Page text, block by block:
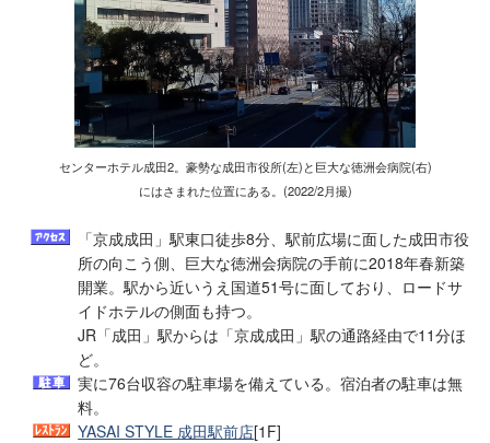
センターホテル成田2。豪勢な成田市役所(左)と巨大な徳洲会病院(右)
にはさまれた位置にある。(2022/2月撮)
「京成成田」駅東口徒歩8分、駅前広場に面した成田市役
所の向こう側、巨大な徳洲会病院の手前に2018年春新築
開業。駅から近いうえ国道51号に面しており、ロードサ
イドホテルの側面も持つ。
JR「成田」駅からは「京成成田」駅の通路経由で11分ほ
ど。
実に76台収容の駐車場を備えている。宿泊者の駐車は無
料。
YASAI STYLE 成田駅前店[1F]